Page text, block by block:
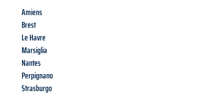
Amiens
Brest
Le Havre
Marsiglia
Nantes
Perpignano
Strasburgo